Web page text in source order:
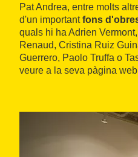
Pat Andrea, entre molts
d'un importantfons
quals hi ha Adrien
Renaud, Cristina Ruiz
Guerrero, Paolo Truffa o
veure a la seva pàgina